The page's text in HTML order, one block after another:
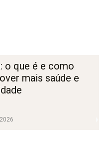
o que é e como
mais saúde e